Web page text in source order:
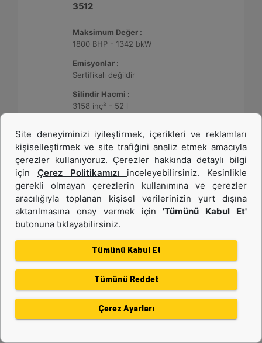
3512
Maksimum Değer :
1800 BHP - 1342 bkW
Emisyonlar :
Sertifikalı değildir
Silindir Hacmi :
3158 inç³ - 52 l
Detay Teklif Al
3512C HD
Site deneyiminizi iyileştirmek, içerikleri ve reklamları
kişiselleştirmek ve site trafiğini analiz etmek amacıyla
çerezler kullanıyoruz. Çerezler hakkında detaylı bilgi
için Çerez Politikamızı inceleyebilirsiniz. Kesinlikle
gerekli olmayan çerezlerin kullanımına ve çerezler
aracılığıyla toplanan kişisel verilerinizin yurt dışına
aktarılmasına onay vermek için'Tümünü Kabul Et'
butonuna tıklayabilirsiniz.
Tümünü Kabul Et
Tümünü Reddet
Çerez Ayarları